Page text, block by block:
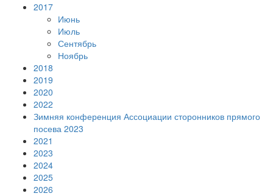
2017
Июнь
Июль
Сентябрь
Ноябрь
2018
2019
2020
2022
Зимняя конференция Ассоциации сторонников прямого
посева 2023
2021
2023
2024
2025
2026